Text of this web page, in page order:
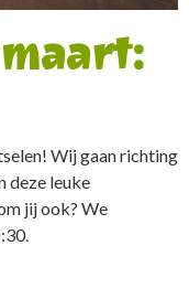
Wij gaan richting
deze leuke
jij ook? We